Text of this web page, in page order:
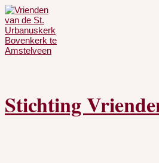
Skip
to
content
Stichting